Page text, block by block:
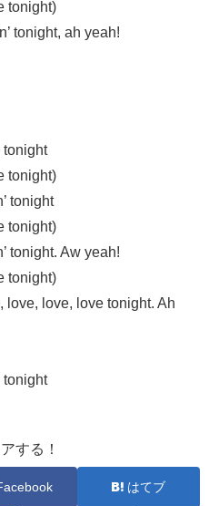
tonight)
tonight, ah yeah!
tonight
tonight)
tonight
tonight)
tonight. Aw yeah!
tonight)
love, love, love tonight. Ah
tonight
する！
はてブ